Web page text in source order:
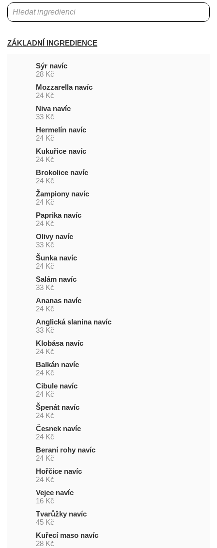
ZÁKLADNÍ INGREDIENCE
Sýr navíc
28 Kč
Mozzarella navíc
24 Kč
Niva navíc
33 Kč
Hermelín navíc
24 Kč
Kukuřice navíc
24 Kč
Brokolice navíc
24 Kč
Žampiony navíc
24 Kč
Paprika navíc
24 Kč
Olivy navíc
33 Kč
Šunka navíc
24 Kč
Salám navíc
33 Kč
Ananas navíc
24 Kč
Anglická slanina navíc
33 Kč
Klobása navíc
24 Kč
Balkán navíc
24 Kč
Cibule navíc
24 Kč
Špenát navíc
24 Kč
Česnek navíc
24 Kč
Beraní rohy navíc
24 Kč
Hořčice navíc
24 Kč
Vejce navíc
16 Kč
Tvarůžky navíc
45 Kč
Kuřecí maso navíc
28 Kč